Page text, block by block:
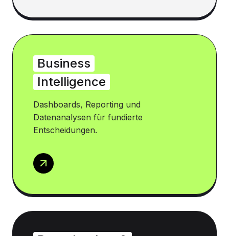
Business
Intelligence
Dashboards, Reporting und
Datenanalysen für fundierte
Entscheidungen.